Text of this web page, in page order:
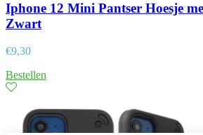
Iphone 12 Mini Pantser Hoesje
Zwart
€9,30
Bestellen